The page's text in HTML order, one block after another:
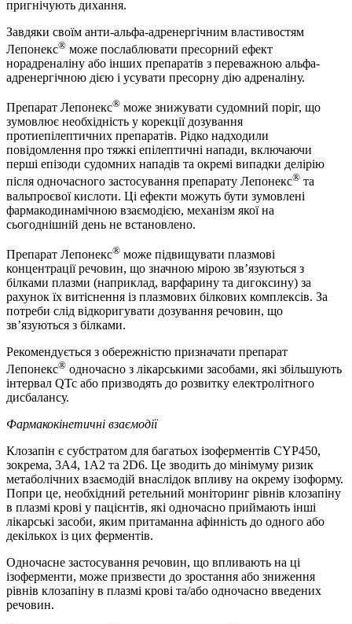
пригнічують дихання.
Завдяки своїм анти-альфа-адренергічним властивостям
Лепонекс® може послаблювати пресорний ефект
норадреналіну або інших препаратів з переважною альфа-
адренергічною дією і усувати пресорну дію адреналіну.
Препарат Лепонекс® може знижувати судомний поріг, що
зумовлює необхідність у корекції дозування
протиепілептичних препаратів. Рідко надходили
повідомлення про тяжкі епілептичні напади, включаючи
перші епізоди судомних нападів та окремі випадки делірію
після одночасного застосування препарату Лепонекс® та
вальпроєвої кислоти. Ці ефекти можуть бути зумовлені
фармакодинамічною взаємодією, механізм якої на
сьогоднішній день не встановлено.
Препарат Лепонекс® може підвищувати плазмові
концентрації речовин, що значною мірою зв’язуються з
білками плазми (наприклад, варфарину та дигоксину) за
рахунок їх витіснення із плазмових білкових комплексів. За
потреби слід відкоригувати дозування речовин, що
зв’язуються з білками.
Рекомендується з обережністю призначати препарат
Лепонекс® одночасно з лікарськими засобами, які збільшують
інтервал QTc або призводять до розвитку електролітного
дисбалансу.
Фармакокінетичні взаємодії
Клозапін є субстратом для багатьох ізоферментів CYP450,
зокрема, 3A4, 1A2 та 2D6. Це зводить до мінімуму ризик
метаболічних взаємодій внаслідок впливу на окрему ізоформу.
Попри це, необхідний ретельний моніторинг рівнів клозапіну
в плазмі крові у пацієнтів, які одночасно приймають інші
лікарські засоби, яким притаманна афінність до одного або
декількох із цих ферментів.
Одночасне застосування речовин, що впливають на ці
ізоферменти, може призвести до зростання або зниження
рівнів клозапіну в плазмі крові та/або одночасно введених
речовин.